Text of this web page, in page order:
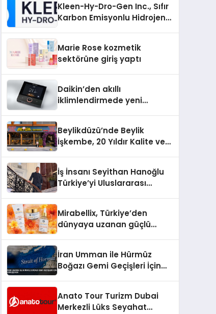
Kleen-Hy-Dro-Gen Inc., Sıfır
Karbon Emisyonlu Hidrojen
Aldı
Marie Rose kozmetik
sektörüne giriş yaptı
Daikin’den akıllı
iklimlendirmede yeni
Beylikdüzü’nde Beylik
İşkembe, 20 Yıldır Kalite ve
İş İnsanı Seyithan Hanoğlu
Türkiye’yi Uluslararası
Mirabellix, Türkiye’den
dünyaya uzanan güçlü
İran Umman ile Hürmüz
Boğazı Gemi Geçişleri İçin
Anato Tour Turizm Dubai
Merkezli Lüks Seyahat